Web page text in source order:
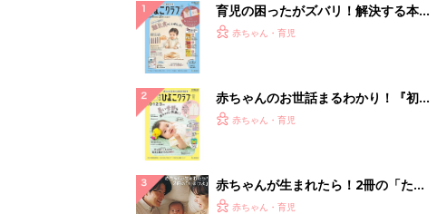
育児の困ったがズバリ！解決する本
『ひよこクラブ 秋号』 4カ月～2才
赤ちゃん・育児
赤ちゃんのお世話まるわかり！『初め
てのひよこクラブ 夏号』〈巻頭大特
赤ちゃん・育児
赤ちゃんが生まれたら！2冊の「たま
ひよ」
赤ちゃん・育児